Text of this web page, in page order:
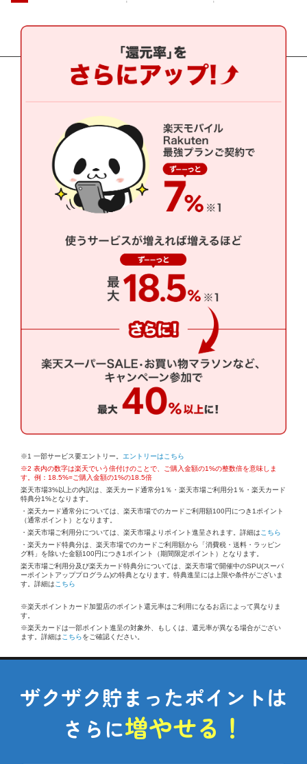
※1 一部サービス要エントリー。 エントリーはこちら
※2 表内の数字は楽天でいう倍付けのことで、ご購入金額の1%の整数倍を意味しま
す。例：18.5%=ご購入金額の1%の18.5倍
楽天市場3%以上の内訳は、楽天カード通常分1％・楽天市場ご利用分1％・楽天カード
特典分1%となります。
・楽天カード通常分については、楽天市場でのカードご利用額100円につき1ポイント
（通常ポイント）となります。
・楽天市場ご利用分については、楽天市場よりポイント進呈されます。詳細はこちら
・楽天カード特典分は、楽天市場でのカードご利用額から「消費税・送料・ラッピン
グ料」を除いた金額100円につき1ポイント（期間限定ポイント）となります。
楽天市場ご利用分及び楽天カード特典分については、楽天市場で開催中のSPU(スーパ
ーポイントアッププログラム)の特典となります。特典進呈には上限や条件がございま
す。詳細はこちら
※楽天ポイントカード加盟店のポイント還元率はご利用になるお店によって異なりま
す。
※楽天カードは一部ポイント進呈の対象外、もしくは、還元率が異なる場合がござい
ます。詳細はこちらをご確認ください。
ザクザク貯まったポイントは
さらに増やせる！